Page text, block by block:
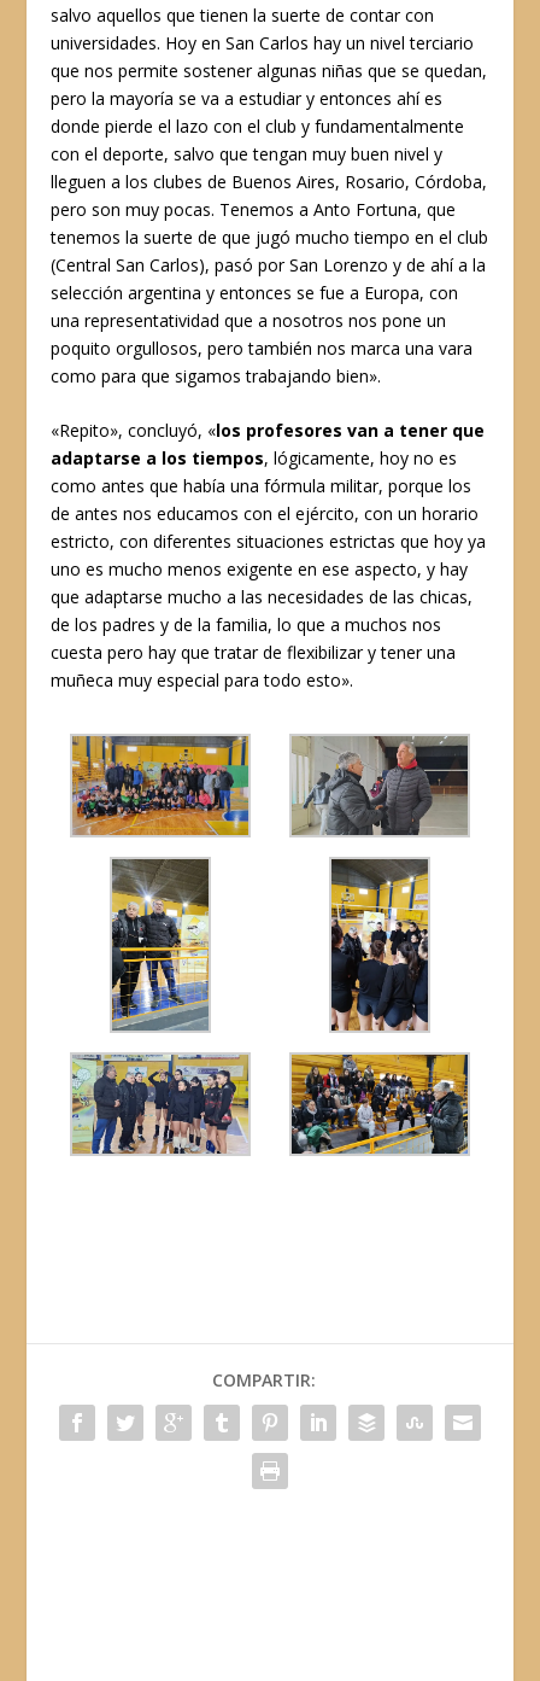
salvo aquellos que tienen la suerte de contar con
universidades. Hoy en San Carlos hay un nivel terciario
que nos permite sostener algunas niñas que se quedan,
pero la mayoría se va a estudiar y entonces ahí es
donde pierde el lazo con el club y fundamentalmente
con el deporte, salvo que tengan muy buen nivel y
lleguen a los clubes de Buenos Aires, Rosario, Córdoba,
pero son muy pocas. Tenemos a Anto Fortuna, que
tenemos la suerte de que jugó mucho tiempo en el club
(Central San Carlos), pasó por San Lorenzo y de ahí a la
selección argentina y entonces se fue a Europa, con
una representatividad que a nosotros nos pone un
poquito orgullosos, pero también nos marca una vara
como para que sigamos trabajando bien».
«Repito», concluyó, «los profesores van a tener que
adaptarse a los tiempos, lógicamente, hoy no es
como antes que había una fórmula militar, porque los
de antes nos educamos con el ejército, con un horario
estricto, con diferentes situaciones estrictas que hoy ya
uno es mucho menos exigente en ese aspecto, y hay
que adaptarse mucho a las necesidades de las chicas,
de los padres y de la familia, lo que a muchos nos
cuesta pero hay que tratar de flexibilizar y tener una
muñeca muy especial para todo esto».
COMPARTIR: